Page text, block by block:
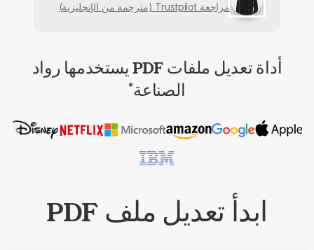
مراجعة Trustpilot (مترجمة من الإنجليزية)
أداة تعديل ملفات PDF يستخدمها رواد
الصناعة*
ابدأ تعديل ملف PDF